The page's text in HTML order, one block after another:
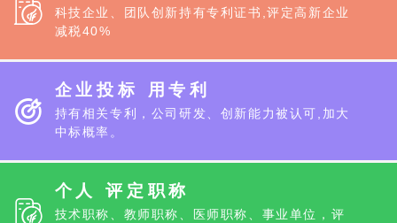
科技企业、团队创新持有专利证书,评定高新企业
减税40%
企业投标 用专利
持有相关专利，公司研发、创新能力被认可,加大
中标概率。
个人 评定职称
技术职称、教师职称、医师职称、事业单位，评